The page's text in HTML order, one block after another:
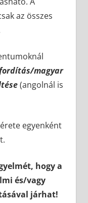
az összes
magyar
(angolnál is
egyenként
hogy a
és/vagy
járhat!